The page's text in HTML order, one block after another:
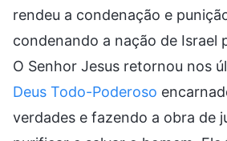
rendeu a condenação e
condenando a nação de Israel
O Senhor Jesus retornou nos
Deus Todo-Poderoso
verdades e fazendo a obra de